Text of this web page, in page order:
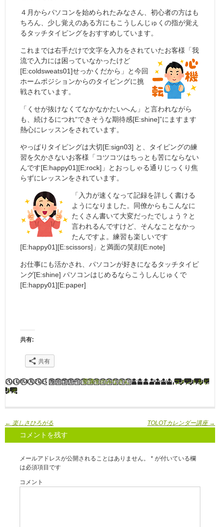
４月からパソコンを始められたみなさん、初心者の方はも
ちろん、少し覚えのある方にもこうしんじゅくの指が覚え
るタッチタイピングをおすすめしています。
これまでは右手だけで文字を入力をされていたお客様「我
流で入力には困っていなかったけど
[E:coldsweats01]せっかくだから」と今回
ホームポジションからのタイピングに挑
戦されています。
「くせが抜けなくてなかなかたいへん」と言われながら
も、続けるにつれ“できそうな期待感[E:shine]”にますます
熱心にレッスンをされています。
やっぱりタイピングは大切[E:sign03] と、タイピングの練
習を欠かさないお客様「コツコツはちっとも苦にならない
んです[E:happy01][E:rock]」とおっしゃる通りじっくり焦
らずにレッスンをされています。
「入力が速くなって記録を詳しく書ける
ようになりました。同僚からもこんなに
たくさん書いて大変だったでしょう？と
言われるんですけど、そんなことなかっ
たんですよ。練習も楽しいです
[E:happy01][E:scissors]」と満面の笑顔[E:note]
お仕事にも活かされ、パソコンが好きになるタッチタイピ
ング[E:shine] パソコンはじめるならこうしんじゅくで
[E:happy01][E:paper]
共有:
共有
2016年4月23日 カテゴリー :受講生のみなさん 投稿者 : Kerokoコメントをど
うぞ
← 楽しさひろがる TOLOTカレンダー講座 →
コメントを残す
メールアドレスが公開されることはありません。 * が付いている欄
は必須項目です
コメント